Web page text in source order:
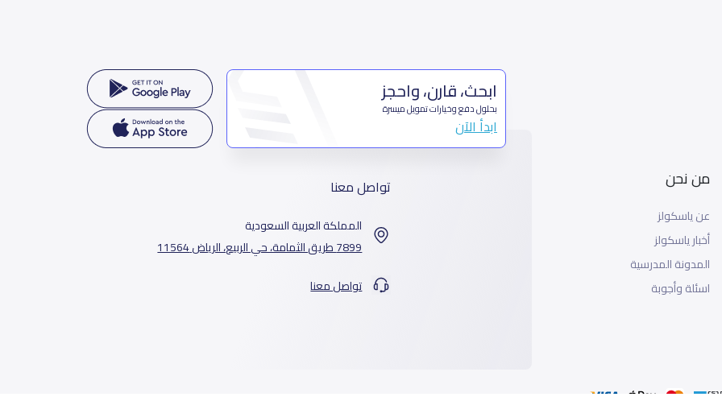
من نحن
عن ياسكولز
أخبار ياسكولز
المدونة المدرسية
اسئلة وأجوبة
ابحث، قارن، واحجز
بحلول دفع وخيارات تمويل ميسرة
ابدأ الآن
تواصل معنا
المملكة العربية السعودية
7899 طريق الثمامة، حي الربيع، الرياض 11564
تواصل معنا